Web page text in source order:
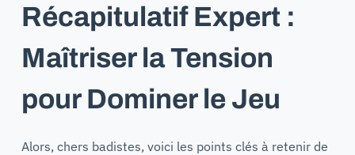
Récapitulatif Expert :
Maîtriser la Tension
pour Dominer le Jeu
Alors, chers badistes, voici les points clés à retenir de